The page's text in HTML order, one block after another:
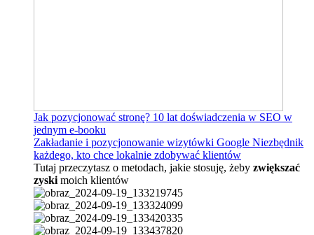
Jak pozycjonować stronę? 10 lat doświadczenia w SEO w
jednym e-booku
Zakładanie i pozycjonowanie wizytówki Google Niezbędnik
każdego, kto chce lokalnie zdobywać klientów
Tutaj przeczytasz o metodach, jakie stosuję, żeby zwiększać
zyski moich klientów